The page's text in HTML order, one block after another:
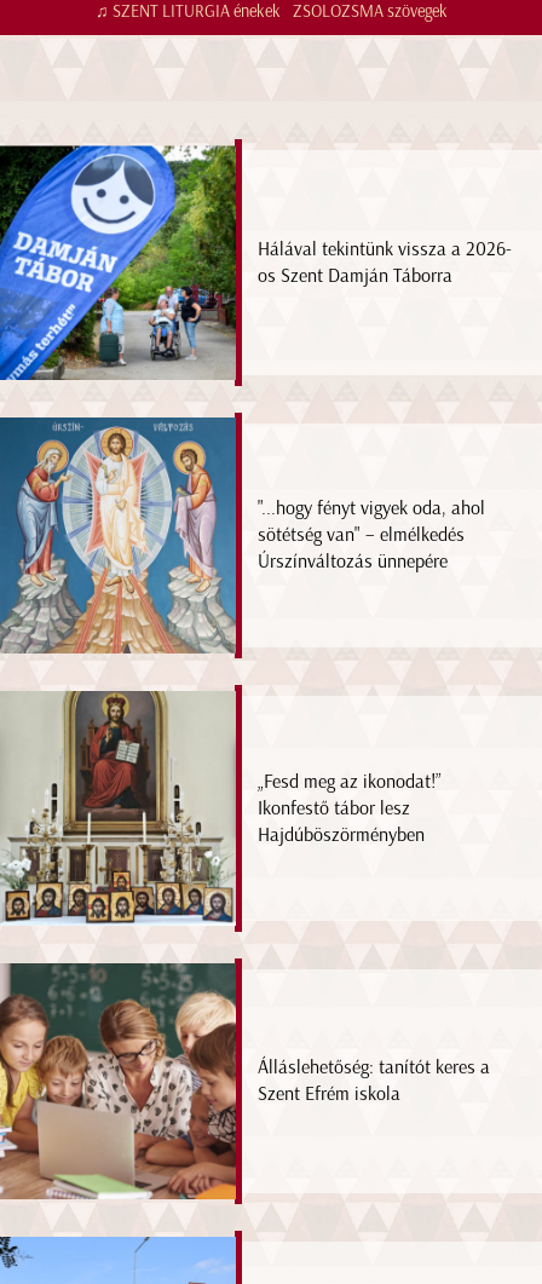
♫ SZENT LITURGIA énekek ZSOLOZSMA szövegek
Hálával tekintünk vissza a 2026-
os Szent Damján Táborra
"...hogy fényt vigyek oda, ahol
sötétség van" – elmélkedés
Úrszínváltozás ünnepére
„Fesd meg az ikonodat!”
Ikonfestő tábor lesz
Hajdúböszörményben
Álláslehetőség: tanítót keres a
Szent Efrém iskola